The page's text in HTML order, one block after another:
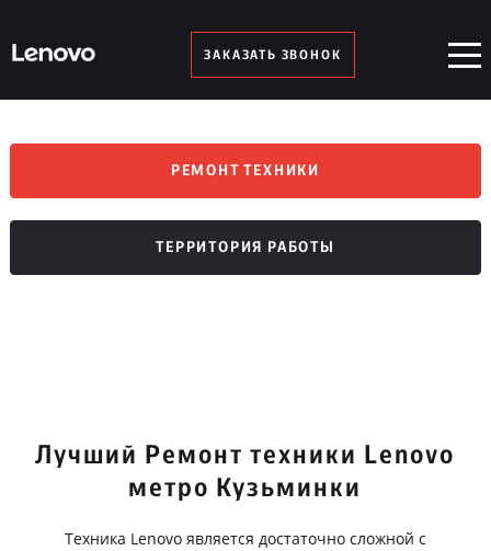
ЗАКАЗАТЬ ЗВОНОК
РЕМОНТ ТЕХНИКИ
ТЕРРИТОРИЯ РАБОТЫ
Лучший Ремонт техники Lenovo
метро Кузьминки
Техника Lenovo является достаточно сложной с